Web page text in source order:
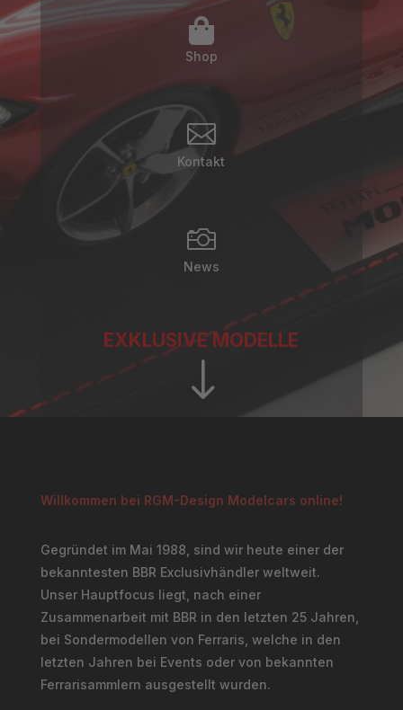

Shop

Kontakt

News
EXKLUSIVE MODELLE
"
Willkommen bei RGM-Design Modelcars online!
Gegründet im Mai 1988, sind wir heute einer der
bekanntesten BBR Exclusivhändler weltweit.
Unser Hauptfocus liegt, nach einer
Zusammenarbeit mit BBR in den letzten 25 Jahren,
bei Sondermodellen von Ferraris, welche in den
letzten Jahren bei Events oder von bekannten
Ferrarisammlern ausgestellt wurden.